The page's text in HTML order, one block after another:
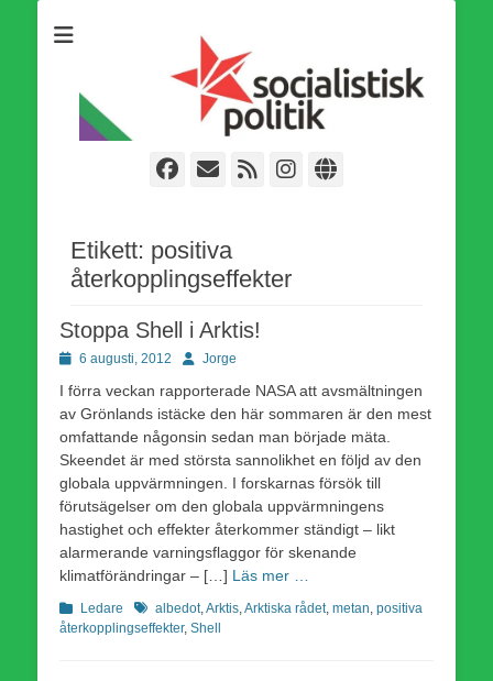
världsomfattande socialistiska Fjärde Internationalen och en viktig
tillgång i kampen för en socialistisk framtid!
Facebook
E-
Webbflöde
Instagram
Webbplats
Etikett: positiva
återkopplingseffekter
Stoppa Shell i Arktis!
Publicerad
6 augusti, 2012 Författare
Jorge
I förra veckan rapporterade NASA att avsmältningen
av Grönlands istäcke den här sommaren är den mest
omfattande någonsin sedan man började mäta.
Skeendet är med största sannolikhet en följd av den
globala uppvärmningen. I forskarnas försök till
förutsägelser om den globala uppvärmningens
hastighet och effekter återkommer ständigt – likt
alarmerande varningsflaggor för skenande
klimatförändringar – […] Läs mer …
Kategorier
Ledare Etiketter
albedot, Arktis Arktiska rådet, metan positiva
återkopplingseffekter, Shell